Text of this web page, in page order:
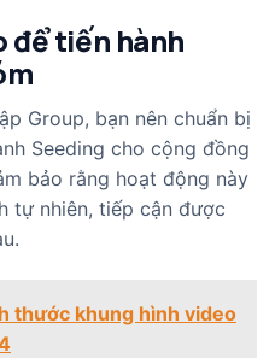
để tiến hành
Group, bạn nên chuẩn bị
Seeding cho cộng đồng
bảo rằng hoạt động này
tự nhiên, tiếp cận được
thước khung hình video